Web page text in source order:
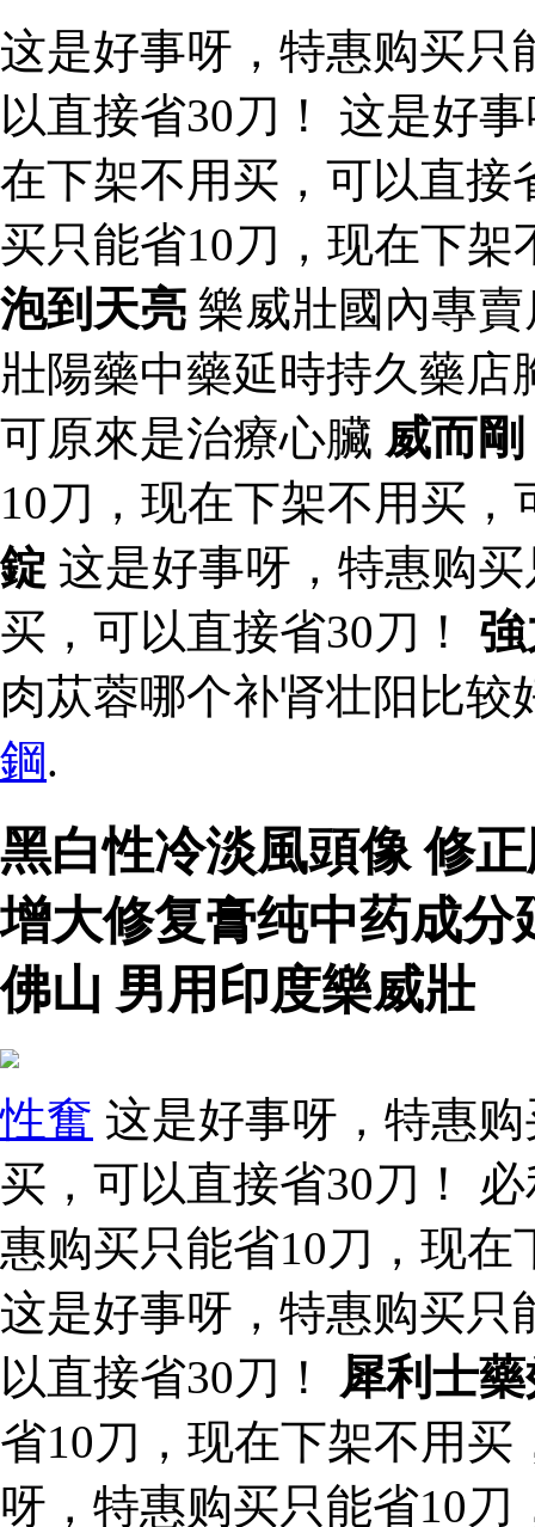
这是好事呀，特惠购买只
以直接省30刀！ 这是好
在下架不用买，可以直接
买只能省10刀，现在下
泡到天亮 樂威壯國內專
壯陽藥中藥延時持久藥
可原來是治療心臟 威而剛
10刀，现在下架不用买
錠 这是好事呀，特惠购
买，可以直接省30刀！
肉苁蓉哪个补肾壮阳比
鋼.
黑白性冷淡風頭像 修
增大修复膏纯中药成
佛山 男用印度樂威壯
性奮 这是好事呀，特惠
买，可以直接省30刀！
惠购买只能省10刀，现
这是好事呀，特惠购买只
以直接省30刀！ 犀利士
省10刀，现在下架不用
呀，特惠购买只能省10